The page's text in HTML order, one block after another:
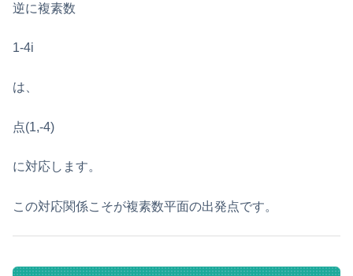
逆に複素数
1-4i
は、
点(1,-4)
に対応します。
この対応関係こそが複素数平面の出発点です。